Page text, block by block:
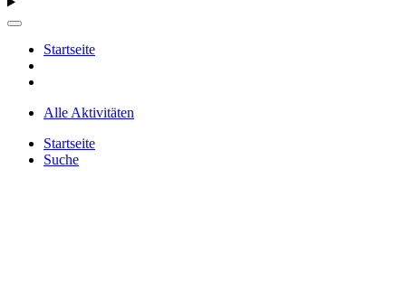
Startseite
Alle Aktivitäten
Startseite
Suche